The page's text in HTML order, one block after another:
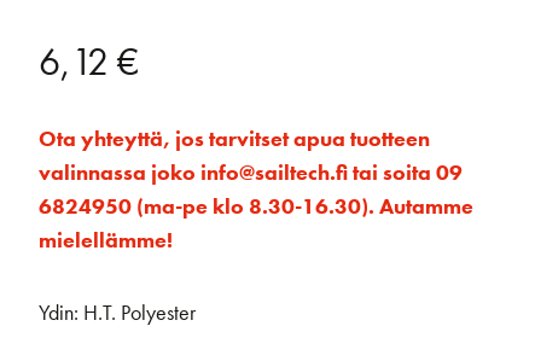
6,12 €
Ota yhteyttä, jos tarvitset apua tuotteen
valinnassa joko info@sailtech.fi tai soita 09
6824950 (ma-pe klo 8.30-16.30). Autamme
mielellämme!
Ydin: H.T. Polyester